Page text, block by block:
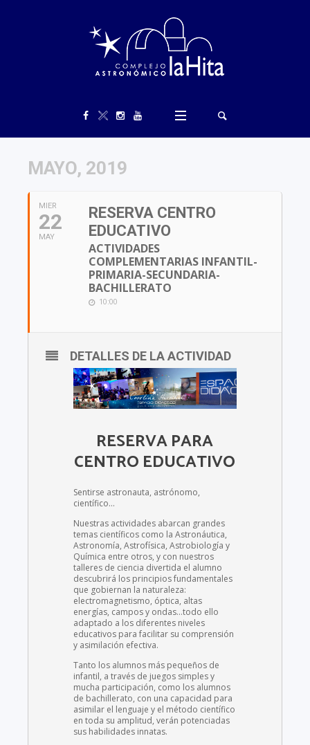
MAYO, 2019
MIER
22
MAY
RESERVA CENTRO
EDUCATIVO
ACTIVIDADES
COMPLEMENTARIAS INFANTIL-
PRIMARIA-SECUNDARIA-
BACHILLERATO
10:00
DETALLES DE LA ACTIVIDAD
RESERVA PARA
CENTRO EDUCATIVO
Sentirse astronauta, astrónomo,
científico…
Nuestras actividades abarcan grandes
temas científicos como la Astronáutica,
Astronomía, Astrofísica, Astrobiología y
Química entre otros, y con nuestros
talleres de ciencia divertida el alumno
descubrirá los principios fundamentales
que gobiernan la naturaleza:
electromagnetismo, óptica, altas
energías, campos y ondas…todo ello
adaptado a los diferentes niveles
educativos para facilitar su comprensión
y asimilación efectiva.
Tanto los alumnos más pequeños de
infantil, a través de juegos simples y
mucha participación, como los alumnos
de bachillerato, con una capacidad para
asimilar el lenguaje y el método científico
en toda su amplitud, verán potenciadas
sus habilidades innatas.